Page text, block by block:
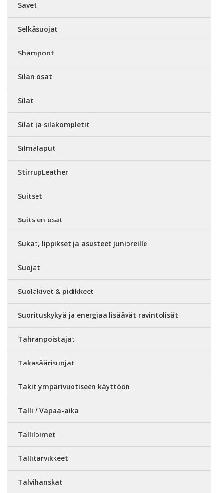
Savet
Selkäsuojat
Shampoot
Silan osat
Silat
Silat ja silakompletit
Silmälaput
StirrupLeather
Suitset
Suitsien osat
Sukat, lippikset ja asusteet junioreille
Suojat
Suolakivet & pidikkeet
Suorituskykyä ja energiaa lisäävät ravintolisät
Tahranpoistajat
Takasäärisuojat
Takit ympärivuotiseen käyttöön
Talli / Vapaa-aika
Talliloimet
Tallitarvikkeet
Talvihanskat